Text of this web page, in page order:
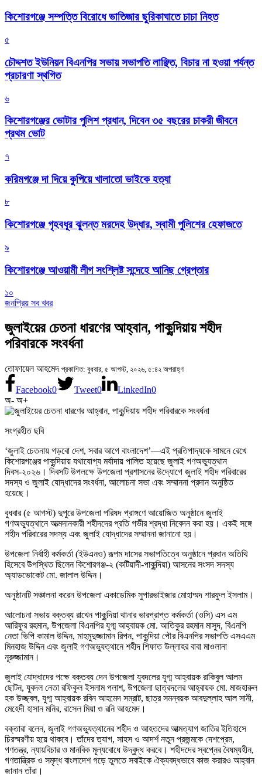
কিশোরগঞ্জে সম্পত্তি বিরোধে ভাতিজার ছুরিকাঘাতে চাচা নিহত
৫
চৌদ্দশত ইউনিয়ন বিএনপির সভায় সভাপতি লাঞ্ছিত, বিচার না হওয়া পর্যন্ত
প্রচারণা স্থগিত
৬
কিশোরগঞ্জের ভোটার পুলিশ প্রধান, দিবেন ৩৫ বছরের চাকরী জীবনে
প্রথম ভোট
৭
করিমগঞ্জে দা দিয়ে কুপিয়ে খালাতো ভাইকে হত্যা
৮
কিশোরগঞ্জে গৃহবধূর ঝুলন্ত মরদেহ উদ্ধার, স্বামী পুলিশের হেফাজতে
৯
কিশোরগঞ্জে আওয়ামী লীগ সংশ্লিষ্ট সন্দেহে আনিছ গ্রেপ্তার
১০
জনপ্রিয় সব খবর
জুলাইয়ের চেতনা ধারণের আহ্বান, পাকুন্দিয়ায় শহীদ
পরিবারকে সংবর্ধনা
তোফায়েল আহমেদ প্রকাশিত: বুধবার, ৫ আগস্ট, ২০২৬, ৫:৪২ অপরাহ্ণ
Facebook0 Tweet0 LinkedIn0
অ- অ+
সংগ্রহীত ছবি
‘জুলাই চেতনায় গড়বো দেশ, সবার আগে বাংলাদেশ’—এই প্রতিপাদ্যকে সামনে রেখে
কিশোরগঞ্জের পাকুন্দিয়ায় যথাযোগ্য মর্যাদায় পালিত হয়েছে জুলাই গণঅভ্যুত্থান
দিবস-২০২৬। দিবসটি উপলক্ষে উপজেলা প্রশাসনের উদ্যোগে জুলাই শহীদ পরিবারের
সদস্য ও জুলাই যোদ্ধাদের সংবর্ধনা, আলোচনা সভা এবং সম্মাননা প্রদান অনুষ্ঠিত
হয়েছে।
বুধবার (৫ আগস্ট) দুপুরে উপজেলা পরিষদ প্রাঙ্গণে আয়োজিত অনুষ্ঠানে জুলাই
গণঅভ্যুত্থানে আত্মদানকারী শহীদদের প্রতি গভীর শ্রদ্ধা নিবেদন করা হয়। একই সঙ্গে
শহীদ পরিবারের সদস্য এবং জুলাই যোদ্ধাদের সম্মাননা জানানো হয়।
উপজেলা নির্বাহী কর্মকর্তা (ইউএনও) রূপম দাসের সভাপতিত্বে অনুষ্ঠানে প্রধান অতিথি
হিসেবে উপস্থিত ছিলেন কিশোরগঞ্জ-২ (কটিয়াদী-পাকুন্দিয়া) আসনের সংসদ সদস্য
অ্যাডভোকেট মো. জালাল উদ্দিন।
অনুষ্ঠানটি সঞ্চালনা করেন উপজেলা একাডেমিক সুপারভাইজার মোহাম্মদ শারফুল ইসলাম।
আলোচনা সভায় বক্তব্য রাখেন পাকুন্দিয়া থানার ভারপ্রাপ্ত কর্মকর্তা (ওসি) এস এম
আরিফুর রহমান, উপজেলা বিএনপির যুগ্ম আহ্বায়ক মো. আতিকুর রহমান মাসুদ, বিএনপি
নেতা ভিপি কামাল উদ্দিন, মাহমুদুজ্জামান রিপন, পাকুন্দিয়া পৌর বিএনপির সভাপতি এসএএম
মিনহাজ উদ্দিন এবং জুলাই গণঅভ্যুত্থানে শহীদ শিফাত উল্লাহর বাবা মাওলানা
নূরুজ্জামান।
জুলাই যোদ্ধাদের পক্ষে বক্তব্য দেন উপজেলা যুবদলের যুগ্ম আহ্বায়ক রাকিবুল আলম
ছোটন, যুবদল নেতা রফিকুল ইসলাম পলাশ, উপজেলা ছাত্রদলের আহ্বায়ক মো. মাজহারুল
হক উজ্জ্বল, যুগ্ম আহ্বায়ক রবিন আহমেদ সম্রাট, ছাত্র সমন্বয়ক আবদুল্লাহ আল সানী,
মেহেদী হাসান মনির, রাসেল মিয়া ও রনি আহমেদ।
বক্তারা বলেন, জুলাই গণঅভ্যুত্থানের শহীদ ও আহতদের আত্মত্যাগ জাতির ইতিহাসে
চিরস্মরণীয় হয়ে থাকবে। তাঁদের ত্যাগ, সাহস ও আদর্শ নতুন প্রজন্মকে দেশপ্রেম,
গণতন্ত্র, ন্যায়বিচার ও মানবিক মূল্যবোধে উদ্বুদ্ধ করবে। শহীদদের স্বপ্নের বৈষম্যহীন,
গণতান্ত্রিক ও সমৃদ্ধ বাংলাদেশ গড়ে তুলতে সবাইকে ঐক্যবদ্ধভাবে কাজ করারও আহ্বান
জানান তাঁরা।